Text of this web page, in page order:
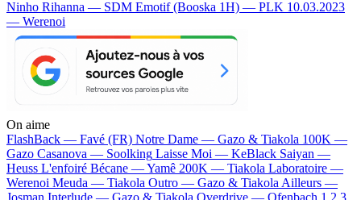
Ninho Rihanna — SDM Emotif (Booska 1H) — PLK 10.03.2023
— Werenoi
On aime
FlashBack — Favé (FR) Notre Dame — Gazo & Tiakola 100K —
Gazo Casanova — Soolking Laisse Moi — KeBlack Saiyan —
Heuss L'enfoiré Bécane —Yamê 200K — Tiakola Laboratoire —
Werenoi Meuda — Tiakola Outro — Gazo & Tiakola Ailleurs —
Josman Interlude — Gazo & Tiakola Overdrive — Ofenbach 1 2 3